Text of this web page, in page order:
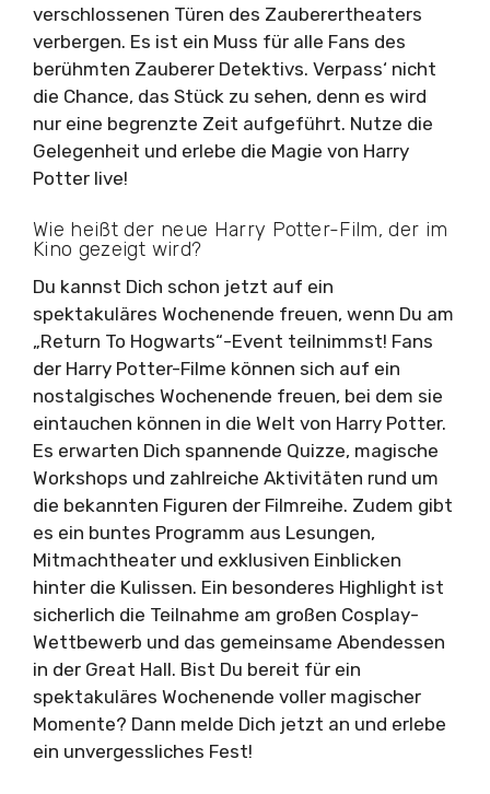
verschlossenen Türen des Zauberertheaters
verbergen. Es ist ein Muss für alle Fans des
berühmten Zauberer Detektivs. Verpass‘ nicht
die Chance, das Stück zu sehen, denn es wird
nur eine begrenzte Zeit aufgeführt. Nutze die
Gelegenheit und erlebe die Magie von Harry
Potter live!
Wie heißt der neue Harry Potter-Film, der im
Kino gezeigt wird?
Du kannst Dich schon jetzt auf ein
spektakuläres Wochenende freuen, wenn Du am
„Return To Hogwarts“-Event teilnimmst! Fans
der Harry Potter-Filme können sich auf ein
nostalgisches Wochenende freuen, bei dem sie
eintauchen können in die Welt von Harry Potter.
Es erwarten Dich spannende Quizze, magische
Workshops und zahlreiche Aktivitäten rund um
die bekannten Figuren der Filmreihe. Zudem gibt
es ein buntes Programm aus Lesungen,
Mitmachtheater und exklusiven Einblicken
hinter die Kulissen. Ein besonderes Highlight ist
sicherlich die Teilnahme am großen Cosplay-
Wettbewerb und das gemeinsame Abendessen
in der Great Hall. Bist Du bereit für ein
spektakuläres Wochenende voller magischer
Momente? Dann melde Dich jetzt an und erlebe
ein unvergessliches Fest!